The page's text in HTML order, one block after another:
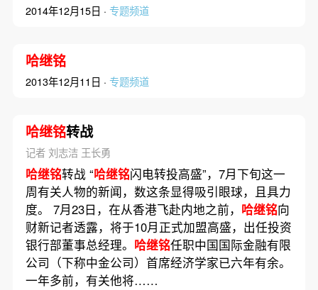
2014年12月15日 · 专题频道
哈继铭
2013年12月11日 · 专题频道
哈继铭转战
记者 刘志洁 王长勇
哈继铭转战 “哈继铭闪电转投高盛”，7月下旬这一
周有关人物的新闻，数这条显得吸引眼球，且具力
度。 7月23日，在从香港飞赴内地之前， 哈继铭向
财新记者透露，将于10月正式加盟高盛，出任投资
银行部董事总经理。 哈继铭任职中国国际金融有限
公司（下称中金公司）首席经济学家已六年有余。
一年多前，有关他将……